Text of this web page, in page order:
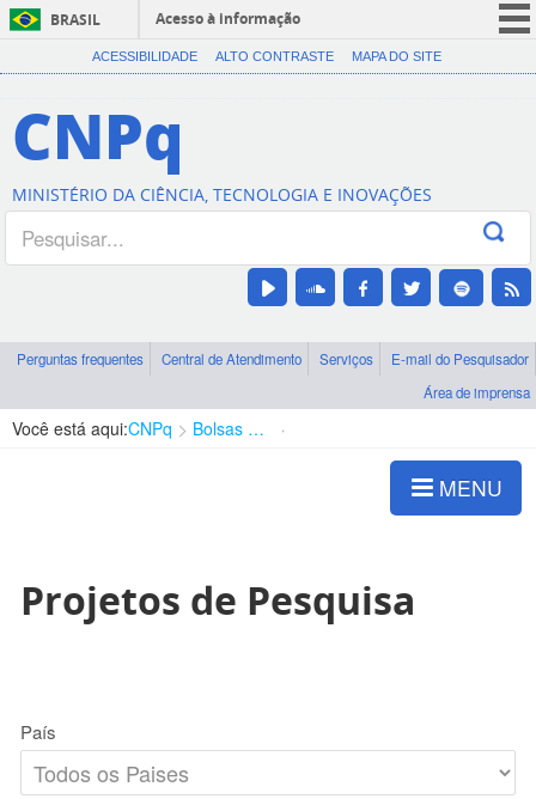
BRASIL
Acesso à informação
CORONAVÍRUS (COVID-19)
Canais
ACESSIBILIDADE ALTO CONTRASTE MAPA DO SITE
CNPq
MINISTÉRIO DA CIÊNCIA, TECNOLOGIA E INOVAÇÕES
Perguntas frequentes Central de Atendimento Serviços
E-mail do Pesquisador
Área de imprensa
Você está aqui:CNPq Bolsas e Auxílios Vigentes
MENU
Projetos de Pesquisa
País